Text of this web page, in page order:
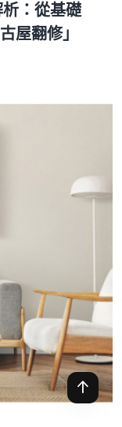
：從基礎
屋翻修」